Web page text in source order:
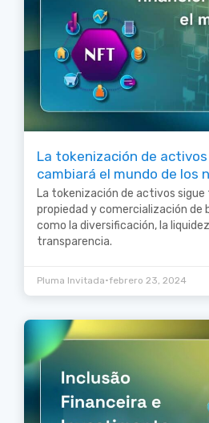
La tokenización de
cambiará el mundo de los
La tokenización de activos
propiedad y comercialización de
como la diversificación, la
transparencia.
Pluma Invitada•febrero 23, 2024